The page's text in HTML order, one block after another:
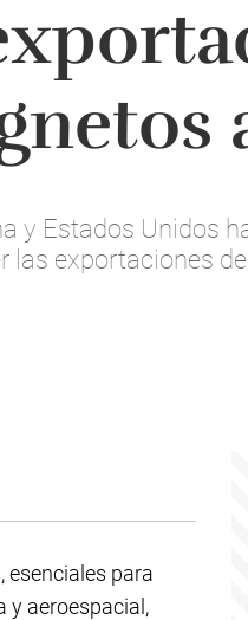
y Estados Unidos
las exportaciones
esenciales para
y aeroespacial,